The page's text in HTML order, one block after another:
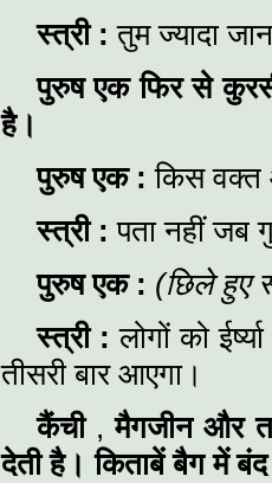
स्त्री :तुम ज्यादा
पुरुष एक फिर से
है।
पुरुष एक :किस वक्त
स्त्री :पता नहीं जब
पुरुष एक : (छिले हुए
स्त्री :लोगों को
तीसरी बार आएगा।
कैंची,मैगजीन और
देती है।किताबें बैग में